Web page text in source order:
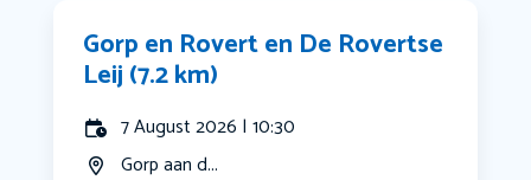
Gorp en Rovert en De Rovertse
Leij (7.2 km)
7 August 2026 | 10:30
Gorp aan d...